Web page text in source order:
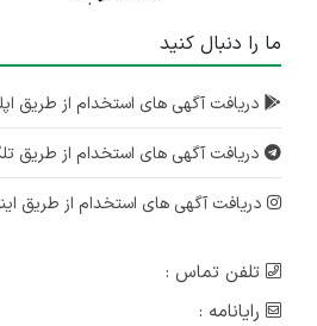
ما را دنبال کنید
دریافت آگهی های استخدام از طریق
دریافت آگهی های استخدام از طریق
دریافت آگهی های استخدام از طریق
تلفن تماس :
رایانامه :